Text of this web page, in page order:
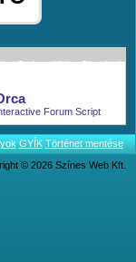
Scripts; Video Chat And
Forum Script
GYÍK Történet mentése
© 2026 Színes Web Kft.